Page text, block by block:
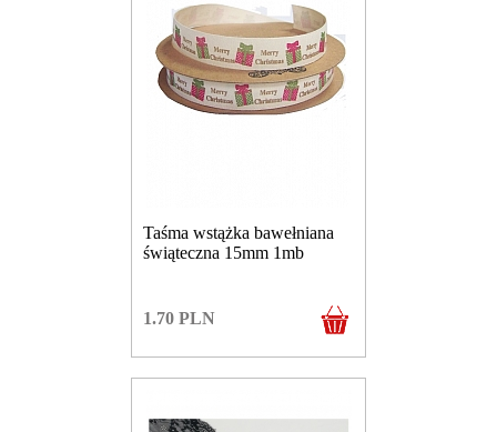
Taśma wstążka bawełniana
świąteczna 15mm 1mb
1.70 PLN